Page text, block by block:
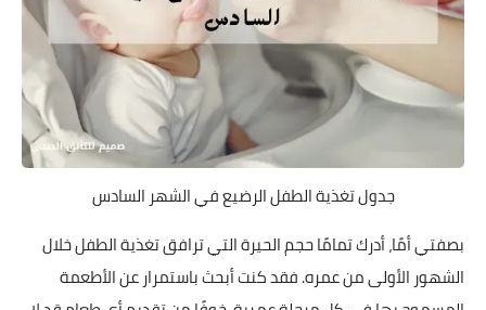
جدول تغذية الطفل الرضيع في الشهر السادس
بصفتي أمًا، أدرك تمامًا حجم الحيرة التي ترافق تغذية الطفل خلال
الشهور الأولى من عمره. فقد كنت أبحث باستمرار عن الأطعمة